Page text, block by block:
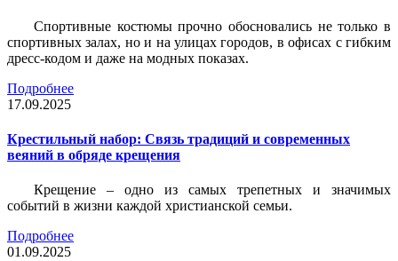
Спортивные костюмы прочно обосновались не только в
спортивных залах, но и на улицах городов, в офисах с гибким
дресс-кодом и даже на модных показах.
Подробнее
17.09.2025
Крестильный набор: Связь традиций и современных
веяний в обряде крещения
Крещение – одно из самых трепетных и значимых
событий в жизни каждой христианской семьи.
Подробнее
01.09.2025